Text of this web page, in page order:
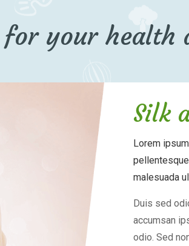
your health
Silk
Lorem
malesuada
Duis sed
accumsan
odio. Sed